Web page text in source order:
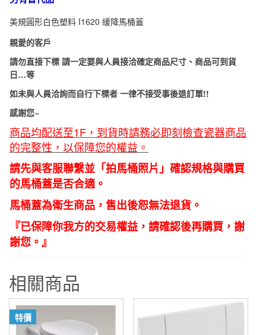
圓
型
馬
桶
通
品
數
量
美規圓形白色塑料 I1620 緩降馬桶蓋
親愛的客戶
請勿直接下標 請一定要與人員接洽確定商品尺寸、商品可到貨
日…等
如未與人員洽詢而自行下標者 一律不接受事後退訂單!!
感謝您~
商品均配送至1F，到貨時請務必即刻檢查瓷器商品
的完整性，以保障您的權益。
請先與客服聯繫並「拍馬桶照片」確認規格與購買
的馬桶蓋是否合適。
馬桶蓋為衛生商品，售出後恕無法退貨。
『已保障你我方的交易權益，請確認後再購買，謝
謝您。』
相關商品
特價